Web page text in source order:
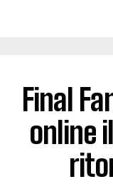
Final
online